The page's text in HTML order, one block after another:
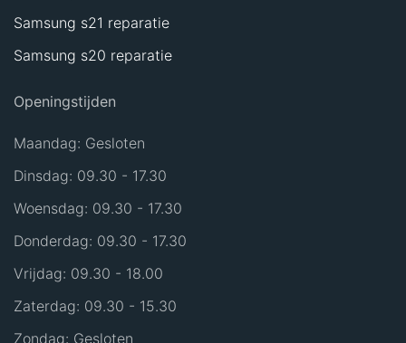
Samsung s21 reparatie
Samsung s20 reparatie
Openingstijden
Maandag: Gesloten
Dinsdag: 09.30 - 17.30
Woensdag: 09.30 - 17.30
Donderdag: 09.30 - 17.30
Vrijdag: 09.30 - 18.00
Zaterdag: 09.30 - 15.30
Zondag: Gesloten